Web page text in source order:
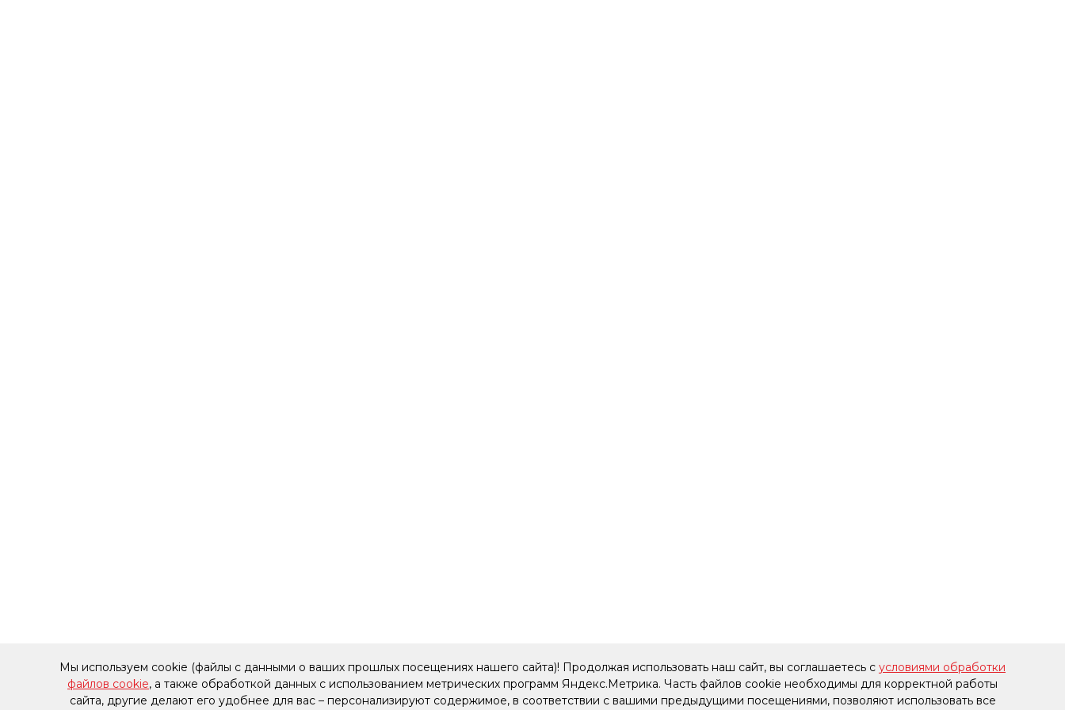
Мы используем cookie (файлы с данными о ваших прошлых посещениях нашего сайта)! Продолжая использовать наш сайт, вы соглашаетесь с условиями обработки
файлов cookie, а также обработкой данных с использованием метрических программ Яндекс.Метрика. Часть файлов cookie необходимы для корректной работы
сайта, другие делают его удобнее для вас – персонализируют содержимое, в соответствии с вашими предыдущими посещениями, позволяют использовать все